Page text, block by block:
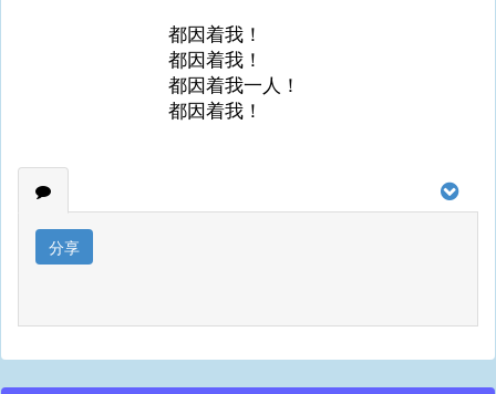
都因着我！
都因着我！
都因着我一人！
都因着我！
分享